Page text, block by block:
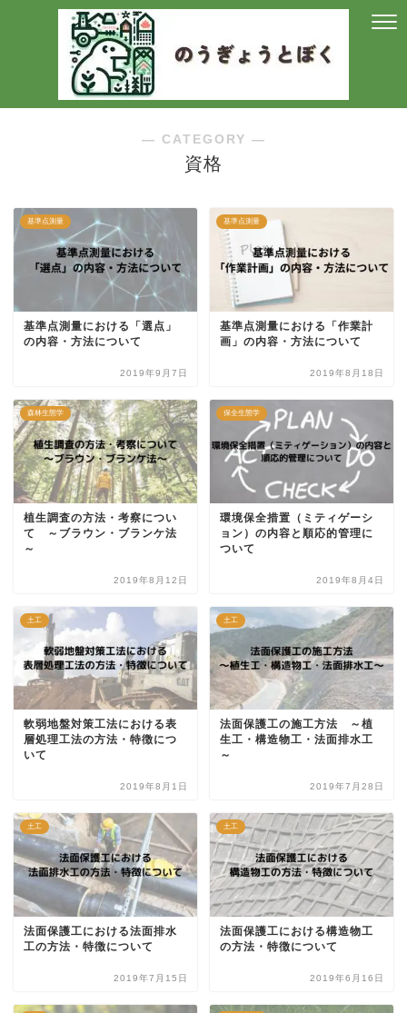
― CATEGORY ―
資格
基準点測量
基準点測量における「選点」
の内容・方法について
2019年9月7日
基準点測量
基準点測量における「作業計
画」の内容・方法について
2019年8月18日
森林生態学
植生調査の方法・考察につい
て ～ブラウン・ブランケ法
～
2019年8月12日
保全生態学
環境保全措置（ミティゲーシ
ョン）の内容と順応的管理に
ついて
2019年8月4日
土工
軟弱地盤対策工法における表
層処理工法の方法・特徴につ
いて
2019年8月1日
土工
法面保護工の施工方法 ～植
生工・構造物工・法面排水工
～
2019年7月28日
土工
法面保護工における法面排水
工の方法・特徴について
2019年7月15日
土工
法面保護工における構造物工
の方法・特徴について
2019年6月16日